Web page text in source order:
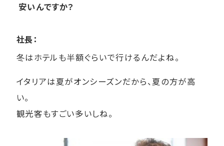
安いんですか？
社長：
冬はホテルも半額ぐらいで行けるんだよね。
イタリアは夏がオンシーズンだから、夏の方が高
い。
観光客もすごい多いしね。